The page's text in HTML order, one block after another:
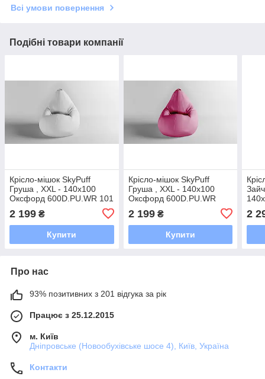
Всі умови повернення
Подібні товари компанії
Крісло-мішок SkyPuff
Груша , XXL - 140х100
Оксфорд 600D.PU.WR 101
2 199 ₴
Купити
Крісло-мішок SkyPuff
Груша , XXL - 140х100
Оксфорд 600D.PU.WR
2 199₴
Купити
2
Про нас
93% позитивних з 201 відгука за рік
Працює з 25.12.2015
м. Київ
Дніпровське (Новообухівське шосе 4), Київ, Україна
Контакти